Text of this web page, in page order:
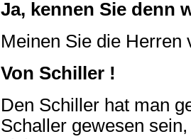
Ja, kennen Sie denn
Meinen Sie die Herren
Von Schiller !
Den Schiller hat man
Schaller gewesen